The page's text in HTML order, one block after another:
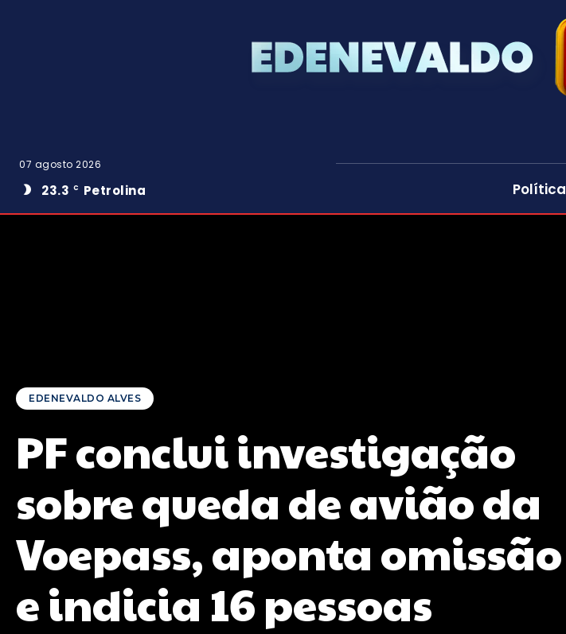
07 agosto 2026
23.3 C Petrolina Política
EDENEVALDO ALVES
PF conclui investigação
sobre queda de avião da
Voepass, aponta omissão
e indicia 16 pessoas